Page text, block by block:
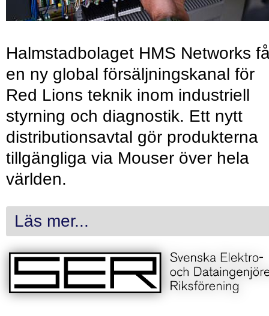
Halmstadbolaget HMS Networks
en ny global försäljningskanal för
Red Lions teknik inom industriell
styrning och diagnostik. Ett nytt
distributionsavtal gör produkterna
tillgängliga via Mouser över hela
världen.
Läs mer...